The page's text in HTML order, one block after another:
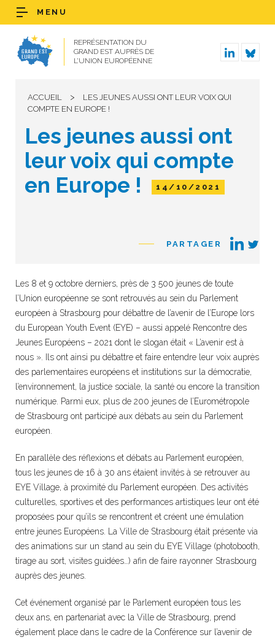
REPRÉSENTATION DU
GRAND EST AUPRÈS DE
L’UNION EUROPÉENNE
MENU
ACCUEIL >
LES JEUNES AUSSI ONT LEUR VOIX QUI
COMPTE EN EUROPE !
Les jeunes aussi ont
leur voix qui compte
en Europe !
14/10/2021
PARTAGER
Les 8 et 9 octobre derniers, près de 3 500 jeunes de toute
l’Union européenne se sont retrouvés au sein du Parlement
européen à Strasbourg pour débattre de l’avenir de l’Europe lors
du European Youth Event (EYE) – aussi appelé Rencontre des
Jeunes Européens – 2021 dont le slogan était « L’avenir est à
nous ». Ils ont ainsi pu débattre et faire entendre leur voix auprès
des parlementaires européens et institutions sur la démocratie,
l’environnement, la justice sociale, la santé ou encore la transition
numérique. Parmi eux, plus de 200 jeunes de l’Eurométropole
de Strasbourg ont participé aux débats au sein du Parlement
européen.
En parallèle des réflexions et débats au Parlement européen,
tous les jeunes de 16 à 30 ans étaient invités à se retrouver au
EYE Village, à proximité du Parlement européen. Des activités
culturelles, sportives et des performances artistiques leur ont été
proposées pour qu’ils se rencontrent et créent une émulation
entre jeunes Européens. La Ville de Strasbourg était présente via
des animations sur un stand au sein du EYE Village (photobooth,
tirage au sort, visites guidées…) afin de faire rayonner Strasbourg
auprès des jeunes.
Cet événement organisé par le Parlement européen tous les
deux ans, en partenariat avec la Ville de Strasbourg, prend
également place dans le cadre de la Conférence sur l’avenir de